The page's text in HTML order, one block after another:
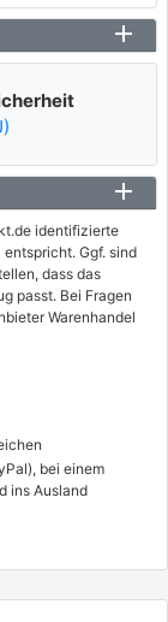
identifizierte
Ggf. sind
dass das
passt. Bei Fragen
Warenhandel
bei einem
ins Ausland